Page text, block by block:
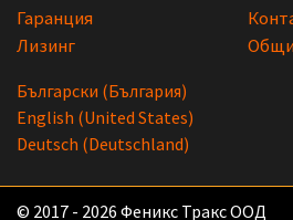
Гаранция
Лизинг
Български (България)
English (United States)
Deutsch (Deutschland)
© 2017 - 2026 Феникс Тракс ООД